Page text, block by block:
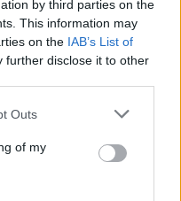
by third parties on the
This information may
on the IAB’s List of
further disclose it to other
Outs
of my